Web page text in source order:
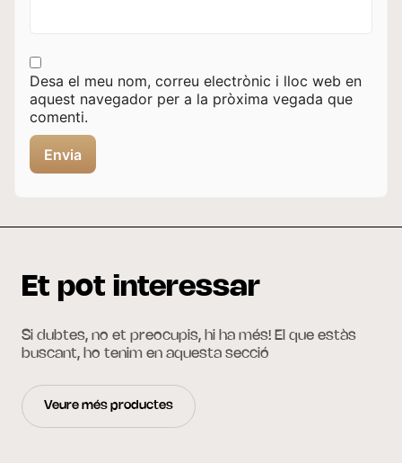
Desa el meu nom, correu electrònic i lloc web en
aquest navegador per a la pròxima vegada que
comenti.
Et pot interessar
Si dubtes, no et preocupis, hi ha més! El que estàs
buscant, ho tenim en aquesta secció
Veure més productes